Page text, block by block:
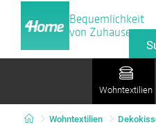
Bequemlichkeit
von Zuhause
Wohntextilien
Wohntextilien